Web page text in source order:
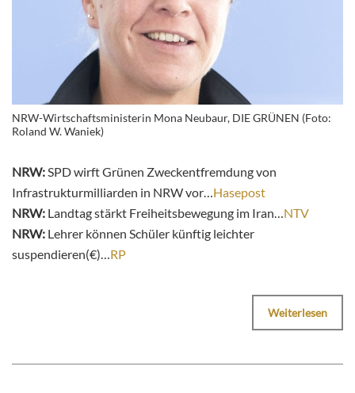
NRW-Wirtschaftsministerin Mona Neubaur, DIE GRÜNEN (Foto:
Roland W. Waniek)
NRW:SPD wirft Grünen Zweckentfremdung von
Infrastrukturmilliarden in NRW vor…Hasepost
NRW: Landtag stärkt Freiheitsbewegung im Iran…NTV
NRW: Lehrer können Schüler künftig leichter
suspendieren(€)…RP
Weiterlesen